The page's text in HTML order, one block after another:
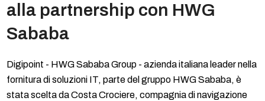
alla partnership con HWG
Sababa
Digipoint - HWG Sababa Group - azienda italiana leader nella
fornitura di soluzioni IT, parte del gruppo HWG Sababa, è
stata scelta da Costa Crociere, compagnia di navigazione